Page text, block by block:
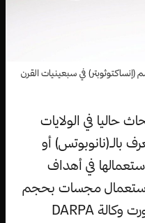
في سبعينيات القرن
حاليا في الولايات
بالـ(نانوبوتس) أو
في أهداف
استعمال مجسات بحجم
ذرة غبار، على سبيل المثال طورت وكالة DARPA